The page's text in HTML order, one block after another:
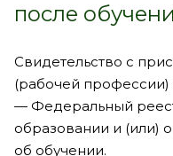
после
Свидетельство с
(рабочей
— Федеральный
образовании и (или)
об обучении.